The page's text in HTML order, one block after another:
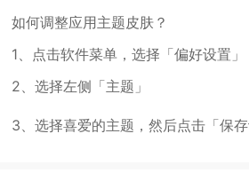
如何调整应用主题皮肤？
1、点击软件菜单，选择「偏好设置」
2、选择左侧「主题」
3、选择喜爱的主题，然后点击「保